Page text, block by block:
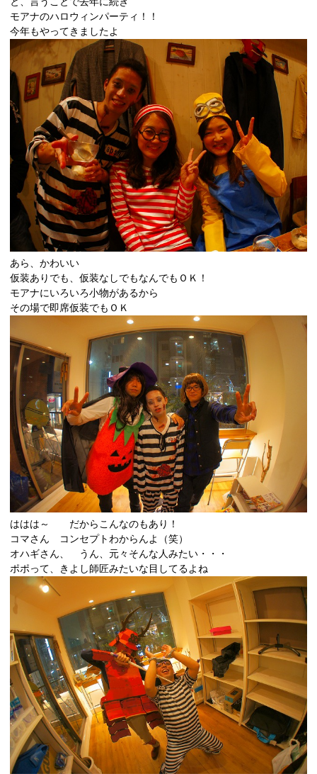
モアナのハロウィンパーティ！！
今年もやってきましたよ
あら、かわいい
仮装ありでも、仮装なしでもなんでもＯＫ！
モアナにいろいろ小物があるから
その場で即席仮装でもＯＫ
ははは～ だからこんなのもあり！
コマさん コンセプトわからんよ（笑）
オハギさん、 うん、元々そんな人みたい・・・
ポポって、きよし師匠みたいな目してるよね